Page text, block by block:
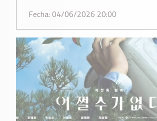
Fecha: 04/06/2026 20:00